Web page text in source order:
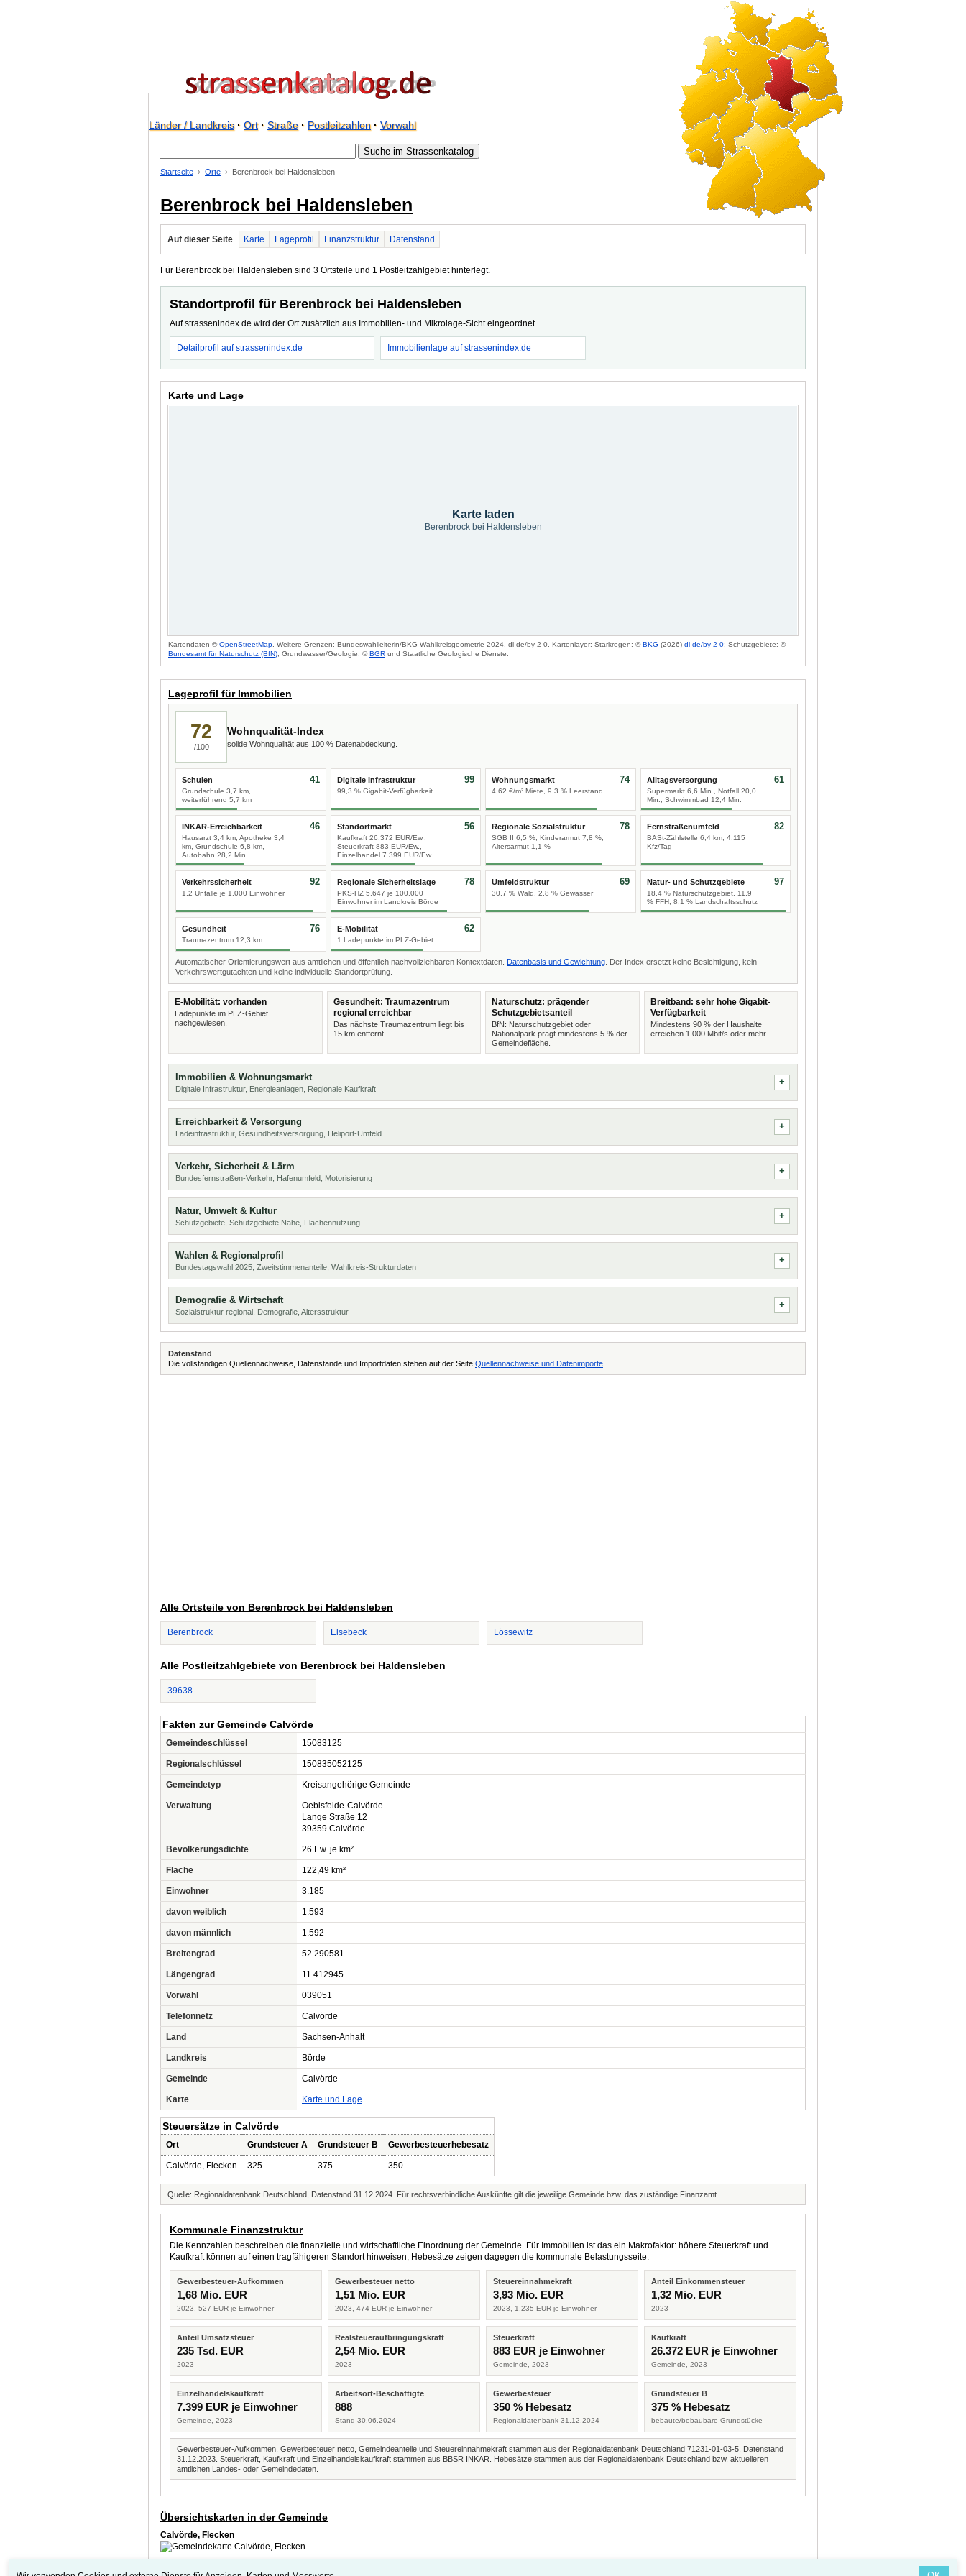
Länder / Landkreis· Ort· Straße· Postleitzahlen· Vorwahl
Startseite Orte Berenbrock bei Haldensleben
Berenbrock bei Haldensleben
Auf dieser Seite Karte Lageprofil Finanzstruktur Datenstand
Für Berenbrock bei Haldensleben sind 3 Ortsteile und 1 Postleitzahlgebiet hinterlegt.
Standortprofil für Berenbrock bei Haldensleben
Auf strassenindex.de wird der Ort zusätzlich aus Immobilien- und Mikrolage-Sicht eingeordnet.
Detailprofil auf strassenindex.de Immobilienlage auf strassenindex.de
Karte und Lage
Karte laden
Berenbrock bei Haldensleben
Kartendaten ©OpenStreetMap . Weitere Grenzen: Bundeswahlleiterin/BKG Wahlkreisgeometrie 2024, dl-de/by-2-0. Kartenlayer: Starkregen: ©BKG (2026) dl-de/by-2-0; Schutzgebiete: ©
Bundesamt für Naturschutz (BfN); Grundwasser/Geologie: ©BGR und Staatliche Geologische Dienste.
Lageprofil für Immobilien
72
/100
Wohnqualität-Index
solide Wohnqualität aus 100 % Datenabdeckung.
Schulen
Grundschule 3,7 km,
weiterführend 5,7 km
41 Digitale Infrastruktur
99,3 % Gigabit-Verfügbarkeit
99 Wohnungsmarkt
4,62 €/m² Miete, 9,3 % Leerstand
74 Alltagsversorgung
Supermarkt 6,6 Min., Notfall 20,0
Min., Schwimmbad 12,4 Min.
61
INKAR-Erreichbarkeit
Hausarzt 3,4 km, Apotheke 3,4
km, Grundschule 6,8 km,
Autobahn 28,2 Min.
46 Standortmarkt
Kaufkraft 26.372 EUR/Ew.,
Steuerkraft 883 EUR/Ew.,
Einzelhandel 7.399 EUR/Ew.
56 Regionale Sozialstruktur
SGB II 6,5 %, Kinderarmut 7,8 %,
Altersarmut 1,1 %
78 Fernstraßenumfeld
BASt-Zählstelle 6,4 km, 4.115
Kfz/Tag
82
Verkehrssicherheit
1,2 Unfälle je 1.000 Einwohner
92 Regionale Sicherheitslage
PKS-HZ 5.647 je 100.000
Einwohner im Landkreis Börde
78 Umfeldstruktur
30,7 % Wald, 2,8 % Gewässer
69 Natur- und Schutzgebiete
18,4 % Naturschutzgebiet, 11,9
% FFH, 8,1 % Landschaftsschutz
97
Gesundheit
Traumazentrum 12,3 km
76 E-Mobilität
1 Ladepunkte im PLZ-Gebiet
62
Automatischer Orientierungswert aus amtlichen und öffentlich nachvollziehbaren Kontextdaten. Datenbasis und Gewichtung . Der Index ersetzt keine Besichtigung, kein
Verkehrswertgutachten und keine individuelle Standortprüfung.
E-Mobilität: vorhanden
Ladepunkte im PLZ-Gebiet
nachgewiesen.
Gesundheit: Traumazentrum
regional erreichbar
Das nächste Traumazentrum liegt bis
15 km entfernt.
Naturschutz: prägender
Schutzgebietsanteil
BfN: Naturschutzgebiet oder
Nationalpark prägt mindestens 5 % der
Gemeindefläche.
Breitband: sehr hohe Gigabit-
Verfügbarkeit
Mindestens 90 % der Haushalte
erreichen 1.000 Mbit/s oder mehr.
Immobilien & Wohnungsmarkt
Digitale Infrastruktur, Energieanlagen, Regionale Kaufkraft
Erreichbarkeit & Versorgung
Ladeinfrastruktur, Gesundheitsversorgung, Heliport-Umfeld
Verkehr, Sicherheit & Lärm
Bundesfernstraßen-Verkehr, Hafenumfeld, Motorisierung
Natur, Umwelt & Kultur
Schutzgebiete, Schutzgebiete Nähe, Flächennutzung
Wahlen & Regionalprofil
Bundestagswahl 2025, Zweitstimmenanteile, Wahlkreis-Strukturdaten
Demografie & Wirtschaft
Sozialstruktur regional, Demografie, Altersstruktur
Datenstand
Die vollständigen Quellennachweise, Datenstände und Importdaten stehen auf der Seite Quellennachweise und Datenimporte
Alle Ortsteile von Berenbrock bei Haldensleben
Berenbrock Elsebeck Lössewitz
Alle Postleitzahlgebiete von Berenbrock bei Haldensleben
39638
Fakten zur Gemeinde Calvörde
Gemeindeschlüssel 15083125
Regionalschlüssel 150835052125
Gemeindetyp Kreisangehörige Gemeinde
Verwaltung
Oebisfelde-Calvörde
Lange Straße 12
39359 Calvörde
Bevölkerungsdichte 26 Ew. je km²
Fläche 122,49 km²
Einwohner 3.185
davon weiblich 1.593
davon männlich 1.592
Breitengrad 52.290581
Längengrad 11.412945
Vorwahl 039051
Telefonnetz Calvörde
Land Sachsen-Anhalt
Landkreis Börde
Gemeinde Calvörde
Karte Karte und Lage
Steuersätze in Calvörde
Ort Grundsteuer A Grundsteuer B Gewerbesteuerhebesatz
Calvörde, Flecken 325 375 350
Quelle: Regionaldatenbank Deutschland, Datenstand 31.12.2024. Für rechtsverbindliche Auskünfte gilt die jeweilige Gemeinde bzw. das zuständige Finanzamt.
Kommunale Finanzstruktur
Die Kennzahlen beschreiben die finanzielle und wirtschaftliche Einordnung der Gemeinde. Für Immobilien ist das ein Makrofaktor: höhere Steuerkraft und
Kaufkraft können auf einen tragfähigeren Standort hinweisen, Hebesätze zeigen dagegen die kommunale Belastungsseite.
Gewerbesteuer-Aufkommen
1,68 Mio. EUR
2023, 527 EUR je Einwohner
Gewerbesteuer netto
1,51 Mio. EUR
2023, 474 EUR je Einwohner
Steuereinnahmekraft
3,93 Mio. EUR
2023, 1.235 EUR je Einwohner
Anteil Einkommensteuer
1,32 Mio. EUR
2023
Anteil Umsatzsteuer
235 Tsd. EUR
2023
Realsteueraufbringungskraft
2,54 Mio. EUR
2023
Steuerkraft
883 EUR je Einwohner
Gemeinde, 2023
Kaufkraft
26.372 EUR je Einwohner
Gemeinde, 2023
Einzelhandelskaufkraft
7.399 EUR je Einwohner
Gemeinde, 2023
Arbeitsort-Beschäftigte
888
Stand 30.06.2024
Gewerbesteuer
350 % Hebesatz
Regionaldatenbank 31.12.2024
Grundsteuer B
375 % Hebesatz
bebaute/bebaubare Grundstücke
Gewerbesteuer-Aufkommen, Gewerbesteuer netto, Gemeindeanteile und Steuereinnahmekraft stammen aus der Regionaldatenbank Deutschland 71231-01-03-5, Datenstand
31.12.2023. Steuerkraft, Kaufkraft und Einzelhandelskaufkraft stammen aus BBSR INKAR. Hebesätze stammen aus der Regionaldatenbank Deutschland bzw. aktuelleren
amtlichen Landes- oder Gemeindedaten.
Übersichtskarten in der Gemeinde
Calvörde, Flecken